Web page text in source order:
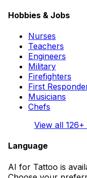
Hobbies & Jobs
Nurses
Teachers
Engineers
Military
Firefighters
First
Musicians
Chefs
View all 126+
Language
AI for Tattoo is